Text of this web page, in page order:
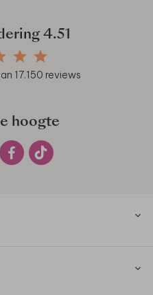
4.51
17.150 reviews
hoogte